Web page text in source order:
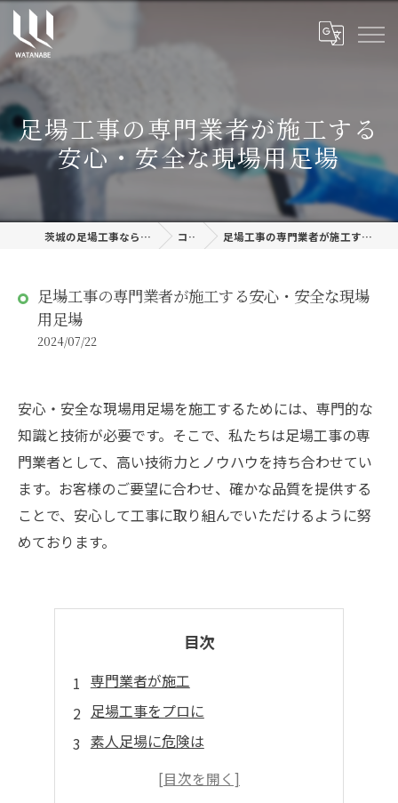
足場工事の専門業者が施工する
安心・安全な現場用足場
茨城の足場工事なら株式会社渡邊建設 コラム 足場工事の専門業者が施工する安心・安全な現場用足場
足場工事の専門業者が施工する安心・安全な現場
用足場
2024/07/22
安心・安全な現場用足場を施工するためには、専門的な
知識と技術が必要です。そこで、私たちは足場工事の専
門業者として、高い技術力とノウハウを持ち合わせてい
ます。お客様のご要望に合わせ、確かな品質を提供する
ことで、安心して工事に取り組んでいただけるように努
めております。
目次
専門業者が施工
足場工事をプロに
素人足場に危険は
足場工事に必要な